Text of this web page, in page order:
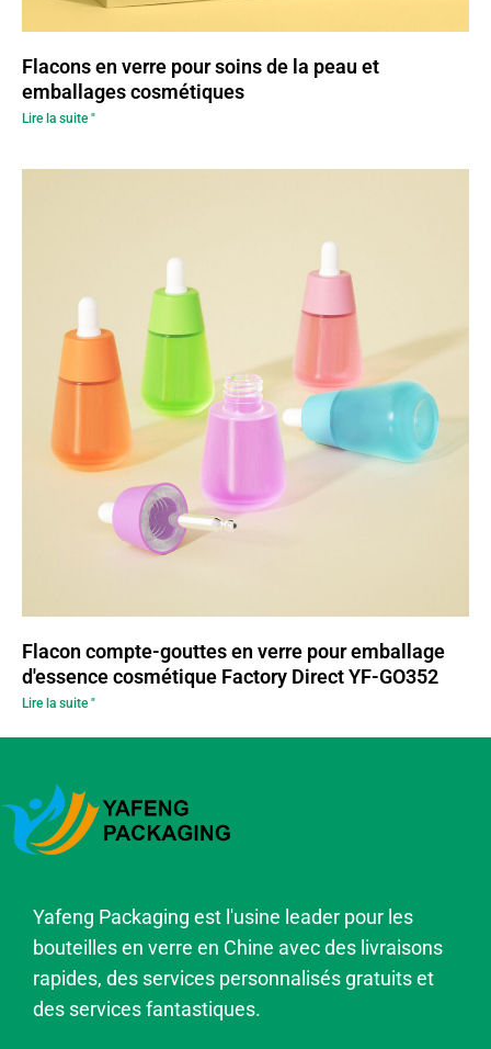
Flacons en verre pour soins de la peau et
emballages cosmétiques
Lire la suite "
Flacon compte-gouttes en verre pour emballage
d'essence cosmétique Factory Direct YF-GO352
Lire la suite "
Yafeng Packaging est l'usine leader pour les
bouteilles en verre en Chine avec des livraisons
rapides, des services personnalisés gratuits et
des services fantastiques.